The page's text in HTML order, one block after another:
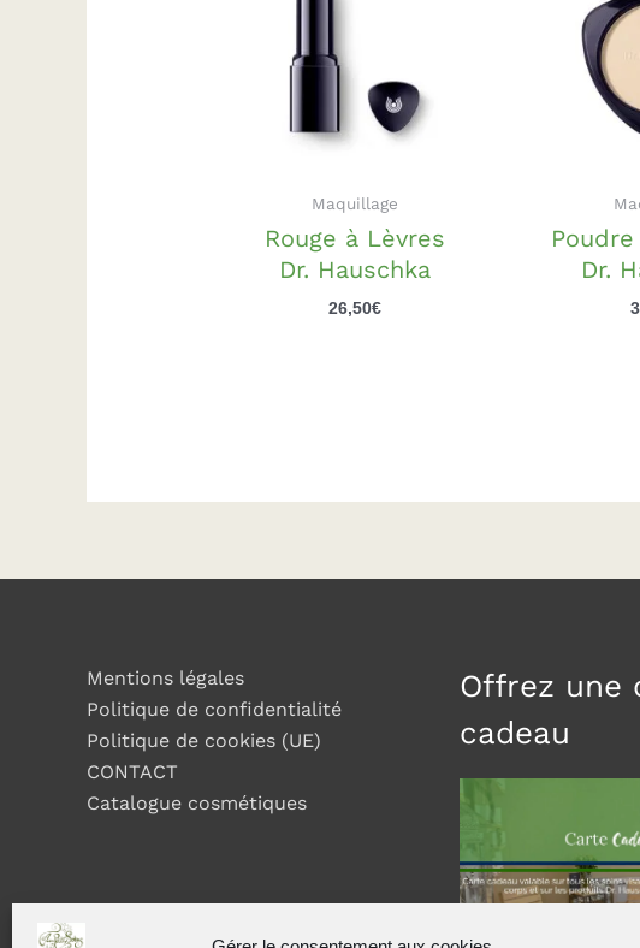
Maquillage
Rouge à Lèvres
Dr. Hauschka
26,50€
Dr.
Mentions légales
Politique de confidentialité
Politique de cookies (UE)
CONTACT
Catalogue cosmétiques
Offrez une
cadeau